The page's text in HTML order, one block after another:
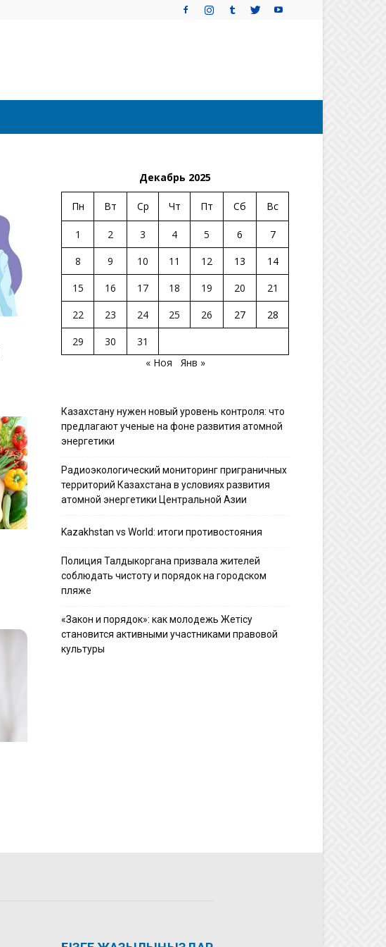
Декабрь 2025
Пн Вт Ср Чт Пт Сб Вс
1 2 3 4 5 6
7
8
9 10 11 12 13
14
15
16 17 18 19 20
21
22
23 24 25 26 27
28
29
30
31
« Ноя
Янв »
Казахстану нужен новый уровень контроля: что
предлагают ученые на фоне развития атомной
энергетики
Радиоэкологический мониторинг приграничных
территорий Казахстана в условиях развития
атомной энергетики Центральной Азии
Kazakhstan vs World: итоги противостояния
Полиция Талдыкоргана призвала жителей
соблюдать чистоту и порядок на городском
пляже
«Закон и порядок»: как молодежь Жетісу
становится активными участниками правовой
культуры